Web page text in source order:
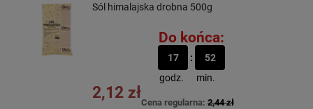
Sól himalajska drobna 500g
Do końca:
17
godz.
52
min.
2,12 zł
Cena regularna: 2,44 zł